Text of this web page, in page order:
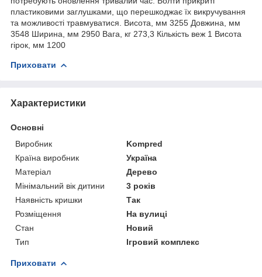
пластиковими заглушками, що перешкоджає їх викручування
та можливості травмуватися. Висота, мм 3255 Довжина, мм
3548 Ширина, мм 2950 Вага, кг 273,3 Кількість веж 1 Висота
гірок, мм 1200
Приховати
Характеристики
Основні
Виробник
Kompred
Країна виробник
Україна
Матеріал
Дерево
Мінімальний вік дитини
3 років
Наявність кришки
Так
Розміщення
На вулиці
Стан
Новий
Тип
Ігровий комплекс
Приховати